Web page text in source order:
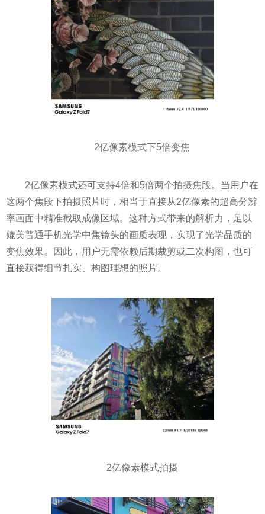
2亿像素模式下5倍变焦
2亿像素模式还可支持4倍和5倍两个拍摄焦段。当用户在
这两个焦段下拍摄照片时，相当于直接从2亿像素的超高分辨
率画面中精准截取成像区域。这种方式带来的解析力，足以
媲美普通手机光学中焦镜头的画质表现，实现了光学品质的
变焦效果。因此，用户无需依赖后期裁剪或二次构图，也可
直接获得细节扎实、构图理想的照片。
2亿像素模式拍摄